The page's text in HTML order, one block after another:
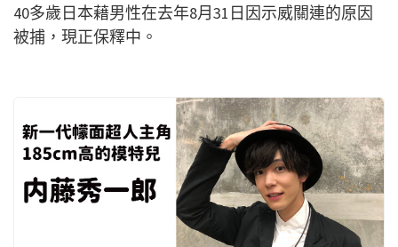
40多歲日本藉男性在去年8月31日因示威關連的原因
被捕，現正保釋中。